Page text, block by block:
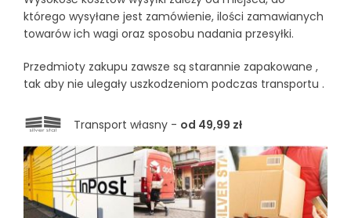
którego wysyłane jest zamówienie, ilości zamawianych
towarów ich wagi oraz sposobu nadania przesyłki.
Przedmioty zakupu zawsze są starannie zapakowane ,
tak aby nie ulegały uszkodzeniom podczas transportu .
Transport własny - od 49,99 zł